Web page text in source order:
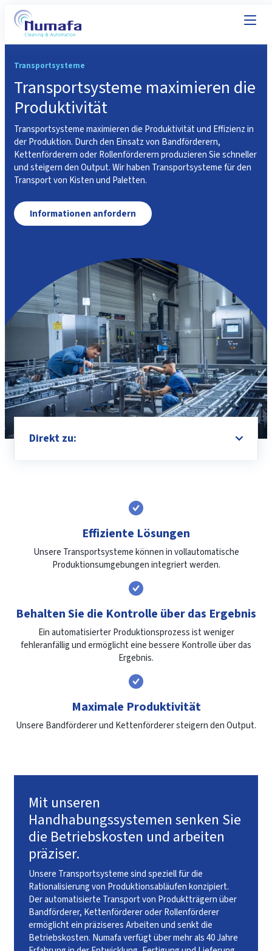
Transportsysteme
Transportsysteme maximieren die
Produktivität
Transportsysteme maximieren die Produktivität und Effizienz in
der Produktion. Durch den Einsatz von Bandförderern,
Kettenförderern oder Rollenförderern produzieren Sie schneller
und steigern den Output. Wir haben Transportsysteme für den
Transport von Kisten und Paletten.
Informationen anfordern
Direkt zu:
Effiziente Lösungen
Unsere Transportsysteme können in vollautomatische
Produktionsumgebungen integriert werden.
Behalten Sie die Kontrolle über das Ergebnis
Ein automatisierter Produktionsprozess ist weniger
fehleranfällig und ermöglicht eine bessere Kontrolle über das
Ergebnis.
Maximale Produktivität
Unsere Bandförderer und Kettenförderer steigern den Output.
Mit unseren
Handhabungssystemen senken Sie
die Betriebskosten und arbeiten
präziser.
Unsere Transportsysteme sind speziell für die
Rationalisierung von Produktionsabläufen konzipiert.
Der automatisierte Transport von Produktträgern über
Bandförderer, Kettenförderer oder Rollenförderer
ermöglicht ein präziseres Arbeiten und senkt die
Betriebskosten. Numafa verfügt über mehr als 40 Jahre